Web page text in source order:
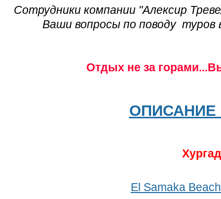
Сотрудники компании "Алексир
Ваши вопросы по поводу туров
Отдых не за
ОПИСАНИЕ
El Samaka